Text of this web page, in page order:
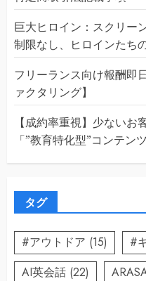
巨大ヒロイン：スクリー
制限なし、ヒロインたち
フリーランス向け報酬即
ァクタリング】
【成約率重視】少ない
「”教育特化型”コンテン
タグ
#アウトドア (15) #
AI英会話 (22)